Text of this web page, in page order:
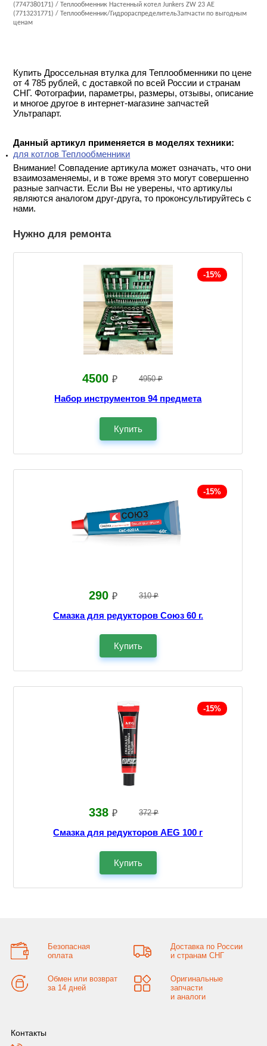
(7747380171) / Теплообменник Настенный котел Junkers ZW 23 AE
(7713231771) / Теплообменник/ГидрораспределительЗапчасти по выгодным
ценам
Купить Дроссельная втулка для Теплообменники по цене
от 4 785 рублей, с доставкой по всей России и странам
СНГ. Фотографии, параметры, размеры, отзывы, описание
и многое другое в интернет-магазине запчастей
Ультрапарт.
Данный артикул применяется в моделях техники:
для котлов Теплообменники
Внимание! Совпадение артикула может означать, что они
взаимозаменяемы, и в тоже время это могут совершенно
разные запчасти. Если Вы не уверены, что артикулы
являются аналогом друг-друга, то проконсультируйтесь с
нами.
Нужно для ремонта
-15%
4500 ₽ 4950 ₽
Набор инструментов 94 предмета
Купить
-15%
290 ₽ 310 ₽
Смазка для редукторов Союз 60 г.
Купить
-15%
338 ₽ 372 ₽
Смазка для редукторов AEG 100 г
Купить
Безопасная
оплата
Доставка по России
и странам СНГ
Обмен или возврат
за 14 дней
Оригинальные
запчасти
и аналоги
Контакты